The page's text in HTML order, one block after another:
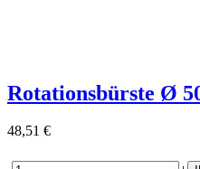
Rotationsbürste Ø
48,51 €